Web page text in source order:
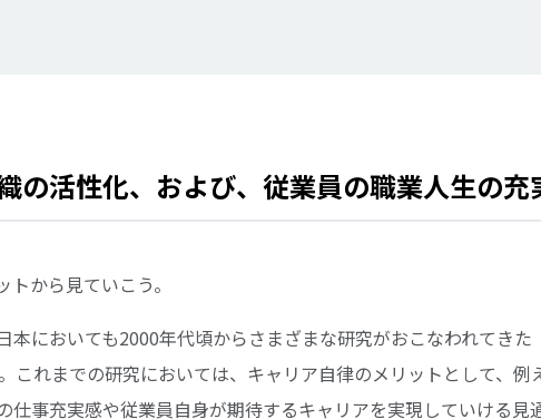
の活性化、および、従業員の職業人生の充
から見ていこう。
本においても2000年代頃からさまざまな研究がおこなわれてきた
これまでの研究においては、キャリア自律のメリットとして、例
仕事充実感や従業員自身が期待するキャリアを実現していける見